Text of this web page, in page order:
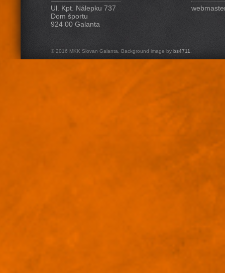
Ul. Kpt. Nálepku 737
Dom športu
924 00 Galanta
© 2016 MKK Slovan Galanta. Background image by bs4711